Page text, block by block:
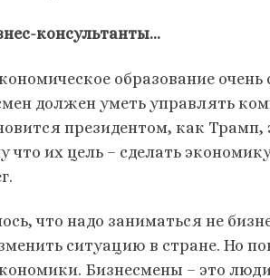
консультанты…
образование очень
должен уметь управлять
президентом, как
что их цель – сделать
что надо заниматься не
ситуацию в стране. Но
Бизнесмены – это